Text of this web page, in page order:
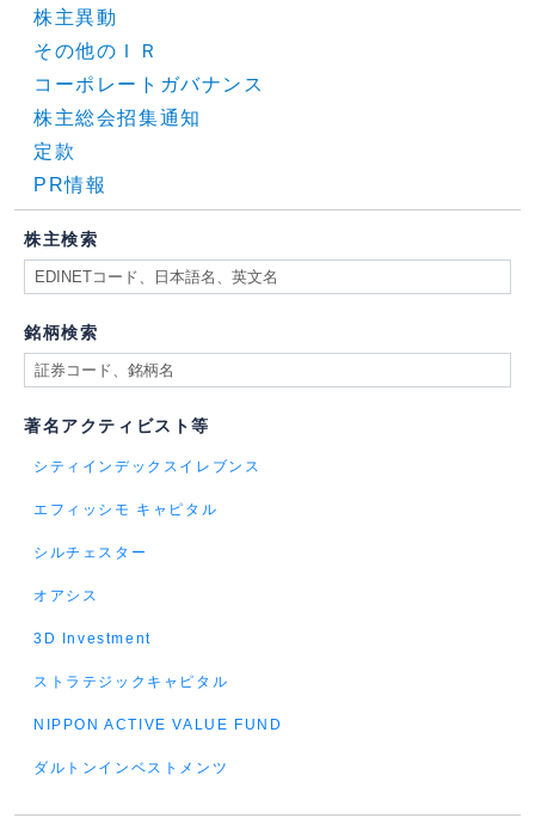
株主異動
その他のＩＲ
コーポレートガバナンス
株主総会招集通知
定款
PR情報
株主検索
銘柄検索
著名アクティビスト等
シティインデックスイレブンス
エフィッシモ キャピタル
シルチェスター
オアシス
3D Investment
ストラテジックキャピタル
NIPPON ACTIVE VALUE FUND
ダルトンインベストメンツ